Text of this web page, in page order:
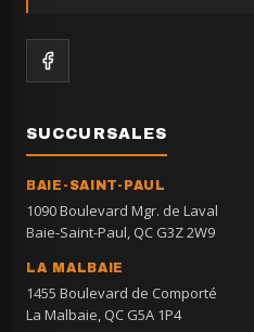
SUCCURSALES
BAIE-SAINT-PAUL
1090 Boulevard Mgr. de Laval
Baie-Saint-Paul, QC G3Z 2W9
LA MALBAIE
1455 Boulevard de Comporté
La Malbaie, QC G5A 1P4